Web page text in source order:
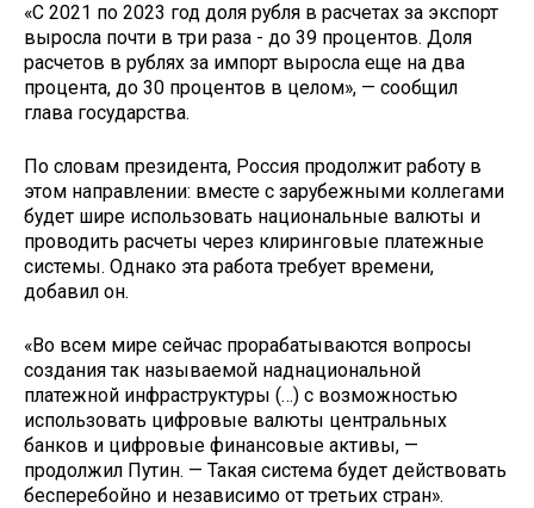
«С 2021 по 2023 год доля рубля в расчетах за экспорт
выросла почти в три раза - до 39 процентов. Доля
расчетов в рублях за импорт выросла еще на два
процента, до 30 процентов в целом», — сообщил
глава государства.
По словам президента, Россия продолжит работу в
этом направлении: вместе с зарубежными коллегами
будет шире использовать национальные валюты и
проводить расчеты через клиринговые платежные
системы. Однако эта работа требует времени,
добавил он.
«Во всем мире сейчас прорабатываются вопросы
создания так называемой наднациональной
платежной инфраструктуры (…) с возможностью
использовать цифровые валюты центральных
банков и цифровые финансовые активы, —
продолжил Путин. — Такая система будет действовать
бесперебойно и независимо от третьих стран».